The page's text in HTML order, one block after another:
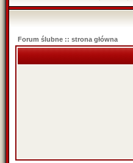
Forum ślubne :: strona główna